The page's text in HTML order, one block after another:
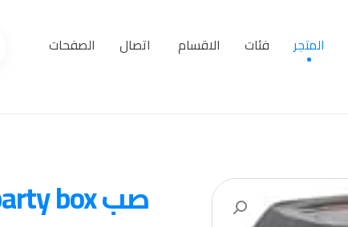
المتجر فئات الاقسام اتصال الصفحات
تكبير الصورة صب party box ٨٠٠